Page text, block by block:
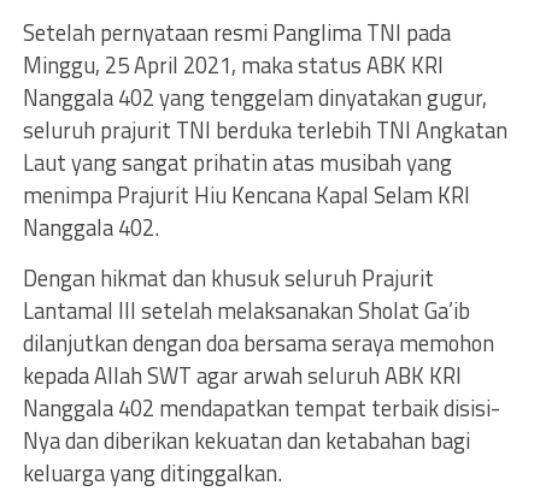
Setelah pernyataan resmi Panglima TNI pada
Minggu, 25 April 2021, maka status ABK KRI
Nanggala 402 yang tenggelam dinyatakan gugur,
seluruh prajurit TNI berduka terlebih TNI Angkatan
Laut yang sangat prihatin atas musibah yang
menimpa Prajurit Hiu Kencana Kapal Selam KRI
Nanggala 402.
Dengan hikmat dan khusuk seluruh Prajurit
Lantamal III setelah melaksanakan Sholat Ga’ib
dilanjutkan dengan doa bersama seraya memohon
kepada Allah SWT agar arwah seluruh ABK KRI
Nanggala 402 mendapatkan tempat terbaik disisi-
Nya dan diberikan kekuatan dan ketabahan bagi
keluarga yang ditinggalkan.